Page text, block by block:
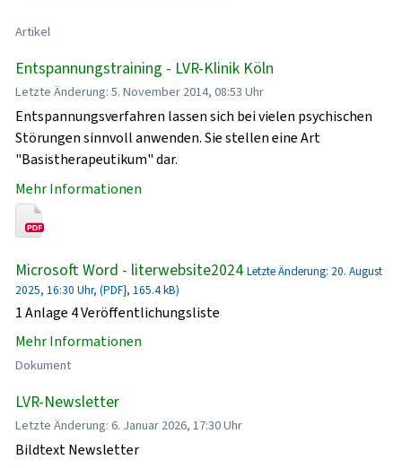
Artikel
Entspannungstraining - LVR-Klinik Köln
Letzte Änderung: 5. November 2014, 08:53 Uhr
Entspannungsverfahren lassen sich bei vielen psychischen
Störungen sinnvoll anwenden. Sie stellen eine Art
"Basistherapeutikum" dar.
Mehr Informationen
Microsoft Word - literwebsite2024 Letzte Änderung: 20. August
2025, 16:30 Uhr, (PDF}, 165.4 kB)
1 Anlage 4 Veröffentlichungsliste
Mehr Informationen
Dokument
LVR-Newsletter
Letzte Änderung: 6. Januar 2026, 17:30 Uhr
Bildtext Newsletter